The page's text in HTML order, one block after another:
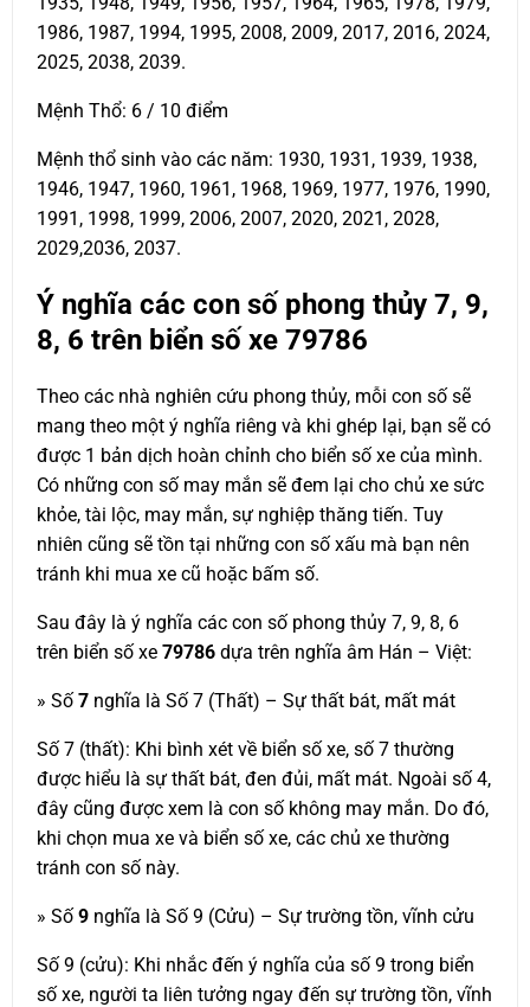
1986, 1987, 1994, 1995, 2008, 2009, 2017, 2016, 2024,
2025, 2038, 2039.
Mệnh Thổ: 6 / 10 điểm
Mệnh thổ sinh vào các năm: 1930, 1931, 1939, 1938,
1946, 1947, 1960, 1961, 1968, 1969, 1977, 1976, 1990,
1991, 1998, 1999, 2006, 2007, 2020, 2021, 2028,
2029,2036, 2037.
Ý nghĩa các con số phong thủy 7, 9,
8, 6 trên biển số xe 79786
Theo các nhà nghiên cứu phong thủy, mỗi con số sẽ
mang theo một ý nghĩa riêng và khi ghép lại, bạn sẽ có
được 1 bản dịch hoàn chỉnh cho biển số xe của mình.
Có những con số may mắn sẽ đem lại cho chủ xe sức
khỏe, tài lộc, may mắn, sự nghiệp thăng tiến. Tuy
nhiên cũng sẽ tồn tại những con số xấu mà bạn nên
tránh khi mua xe cũ hoặc bấm số.
Sau đây là ý nghĩa các con số phong thủy 7, 9, 8, 6
trên biển số xe 79786 dựa trên nghĩa âm Hán – Việt:
» Số7 nghĩa là Số 7 (Thất) – Sự thất bát, mất mát
Số 7 (thất): Khi bình xét về biển số xe, số 7 thường
được hiểu là sự thất bát, đen đủi, mất mát. Ngoài số 4,
đây cũng được xem là con số không may mắn. Do đó,
khi chọn mua xe và biển số xe, các chủ xe thường
tránh con số này.
» Số9 nghĩa là Số 9 (Cửu) – Sự trường tồn, vĩnh cửu
Số 9 (cửu): Khi nhắc đến ý nghĩa của số 9 trong biển
số xe, người ta liên tưởng ngay đến sự trường tồn, vĩnh